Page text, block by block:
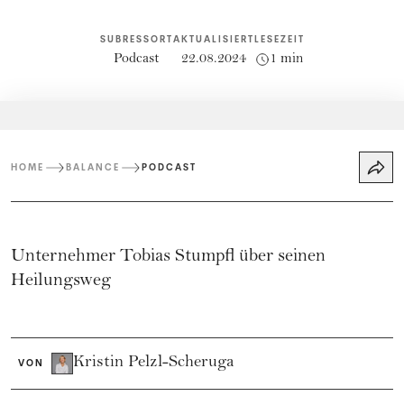
SUBRESSORT
Podcast
AKTUALISIERT
22.08.2024
LESEZEIT
1 min
HOME BALANCE PODCAST
Unternehmer Tobias Stumpfl über seinen
Heilungsweg
VON Kristin Pelzl-Scheruga